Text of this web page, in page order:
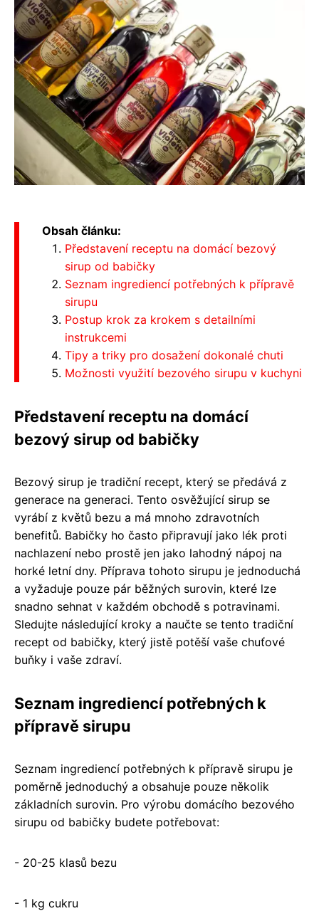
Obsah článku:
Představení receptu na domácí bezový
sirup od babičky
Seznam ingrediencí potřebných k přípravě
sirupu
Postup krok za krokem s detailními
instrukcemi
Tipy a triky pro dosažení dokonalé chuti
Možnosti využití bezového sirupu v kuchyni
Představení receptu na domácí
bezový sirup od babičky
Bezový sirup je tradiční recept, který se předává z
generace na generaci. Tento osvěžující sirup se
vyrábí z květů bezu a má mnoho zdravotních
benefitů. Babičky ho často připravují jako lék proti
nachlazení nebo prostě jen jako lahodný nápoj na
horké letní dny. Příprava tohoto sirupu je jednoduchá
a vyžaduje pouze pár běžných surovin, které lze
snadno sehnat v každém obchodě s potravinami.
Sledujte následující kroky a naučte se tento tradiční
recept od babičky, který jistě potěší vaše chuťové
buňky i vaše zdraví.
Seznam ingrediencí potřebných k
přípravě sirupu
Seznam ingrediencí potřebných k přípravě sirupu je
poměrně jednoduchý a obsahuje pouze několik
základních surovin. Pro výrobu domácího bezového
sirupu od babičky budete potřebovat:
- 20-25 klasů bezu
- 1 kg cukru